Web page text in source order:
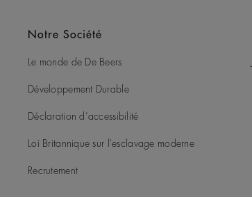
Notre Société
Le monde de De Beers
Développement Durable
Déclaration d’accessibilité
Loi Britannique sur l'esclavage moderne
Recrutement